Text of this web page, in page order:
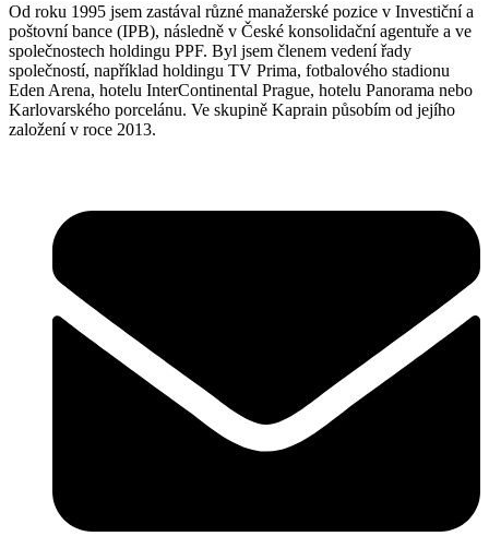
Od roku 1995 jsem zastával různé manažerské pozice v Investiční a
poštovní bance (IPB), následně v České konsolidační agentuře a ve
společnostech holdingu PPF. Byl jsem členem vedení řady
společností, například holdingu TV Prima, fotbalového stadionu
Eden Arena, hotelu InterContinental Prague, hotelu Panorama nebo
Karlovarského porcelánu. Ve skupině Kaprain působím od jejího
založení v roce 2013.